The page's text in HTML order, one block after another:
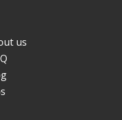
us